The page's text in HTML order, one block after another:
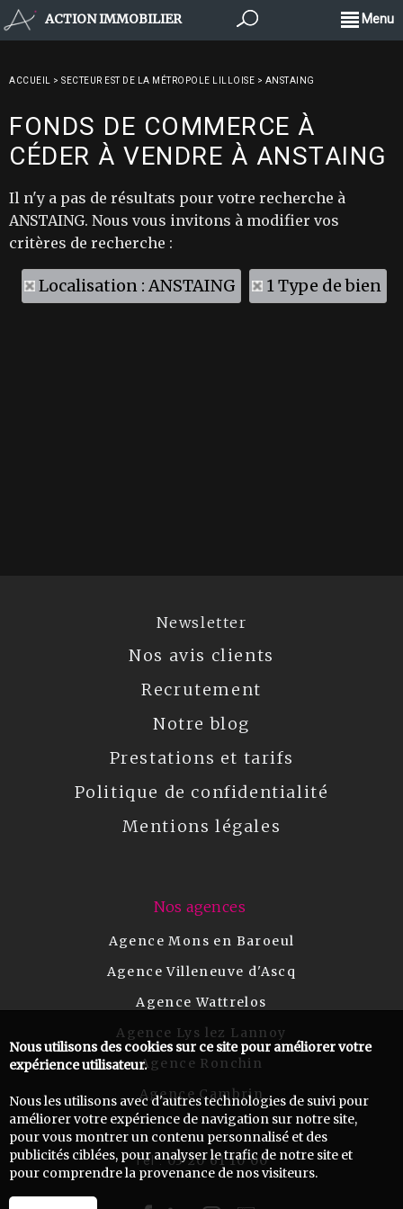
ACTION IMMOBILIER Menu
ACCUEIL > SECTEUR EST DE LA MÉTROPOLE LILLOISE > ANSTAING
FONDS DE COMMERCE À
CÉDER À VENDRE À ANSTAING
Il n'y a pas de résultats pour votre recherche à
ANSTAING. Nous vous invitons à modifier vos
critères de recherche :
Localisation : ANSTAING 1 Type de bien
Newsletter
Nos avis clients
Recrutement
Notre blog
Prestations et tarifs
Politique de confidentialité
Mentions légales
Nos agences
Agence Mons en Baroeul
Agence Villeneuve d'Ascq
Agence Wattrelos
Agence Lys lez Lannoy
Agence Ronchin
Agence Cambrin
Tel :03 20 61 10 00
Nous utilisons des cookies sur ce site pour améliorer votre
expérience utilisateur.
Nous les utilisons avec d'autres technologies de suivi pour
améliorer votre expérience de navigation sur notre site,
pour vous montrer un contenu personnalisé et des
publicités ciblées, pour analyser le trafic de notre site et
pour comprendre la provenance de nos visiteurs.